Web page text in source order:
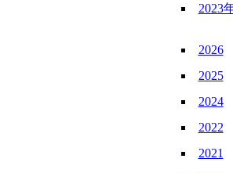
2023
2026
2025
2024
2022
2021